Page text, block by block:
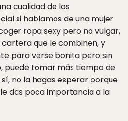
cualidad de los
si hablamos de una mujer
ropa sexy pero no vulgar,
que le combinen, y
para verse bonita pero sin
puede tomar más tiempo de
no la hagas esperar porque
das poca importancia a la